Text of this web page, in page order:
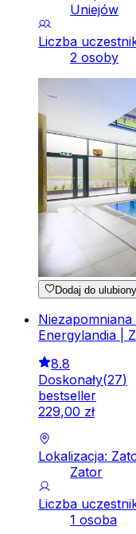
Uniejów
Liczba
2 osoby
Dodaj do
Energylandia |
8.8
Doskonały(27)
bestseller
229,00 zł
Lokalizacja:
Zator
Liczba
1 osoba